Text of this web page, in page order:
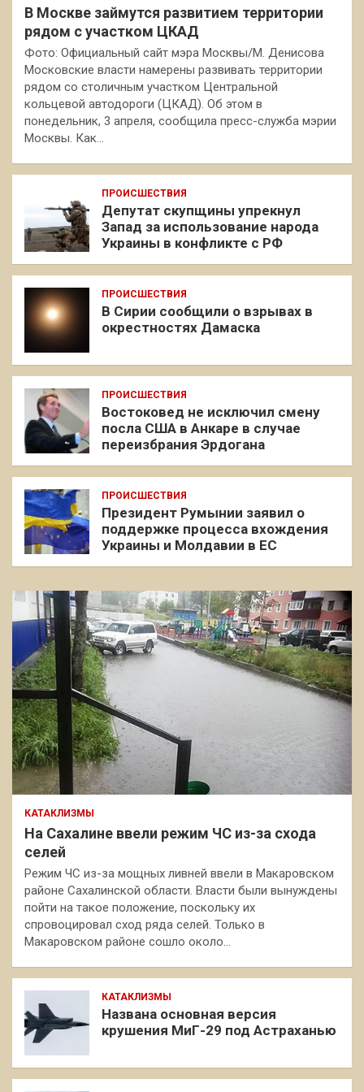
В Москве займутся развитием территории
рядом с участком ЦКАД
Фото: Официальный сайт мэра Москвы/М. Денисова
Московские власти намерены развивать территории
рядом со столичным участком Центральной
кольцевой автодороги (ЦКАД). Об этом в
понедельник, 3 апреля, сообщила пресс-служба мэрии
Москвы. Как…
ПРОИСШЕСТВИЯ
Депутат скупщины упрекнул
Запад за использование народа
Украины в конфликте с РФ
ПРОИСШЕСТВИЯ
В Сирии сообщили о взрывах в
окрестностях Дамаска
ПРОИСШЕСТВИЯ
Востоковед не исключил смену
посла США в Анкаре в случае
переизбрания Эрдогана
ПРОИСШЕСТВИЯ
Президент Румынии заявил о
поддержке процесса вхождения
Украины и Молдавии в ЕС
КАТАКЛИЗМЫ
На Сахалине ввели режим ЧС из-за схода
селей
Режим ЧС из-за мощных ливней ввели в Макаровском
районе Сахалинской области. Власти были вынуждены
пойти на такое положение, поскольку их
спровоцировал сход ряда селей. Только в
Макаровском районе сошло около…
КАТАКЛИЗМЫ
Названа основная версия
крушения МиГ-29 под Астраханью